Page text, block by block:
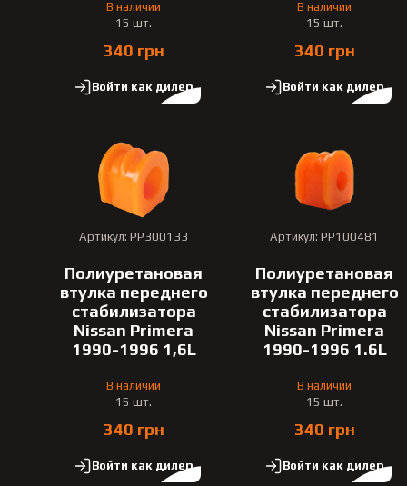
В наличии
15 шт.
340 грн
Войти как дилер
В наличии
15 шт.
340 грн
Войти как дилер
Артикул: PP300133
Полиуретановая
втулка переднего
стабилизатора
Nissan Primera
1990-1996 1,6L
В наличии
15 шт.
340 грн
Войти как дилер
Артикул: PP100481
Полиуретановая
втулка переднего
стабилизатора
Nissan Primera
1990-1996 1.6L
В наличии
15 шт.
340 грн
Войти как дилер